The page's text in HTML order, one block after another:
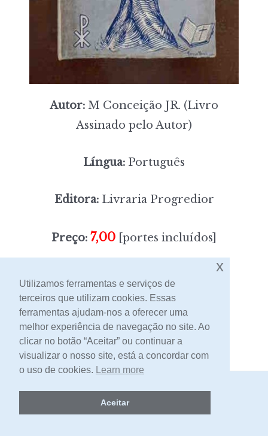
Autor: M Conceição JR. (Livro
Assinado pelo Autor)
Língua: Português
Editora:Livraria Progredior
Preço: 7,00 [portes incluídos]
Sem stock
Contacto
2026 -Livraria Egrégora
Utilizamos ferramentas e serviços de
terceiros que utilizam cookies. Essas
ferramentas ajudam-nos a oferecer uma
melhor experiência de navegação no site. Ao
clicar no botão “Aceitar” ou continuar a
visualizar o nosso site, está a concordar com
o uso de cookies. Learn more
Aceitar
x